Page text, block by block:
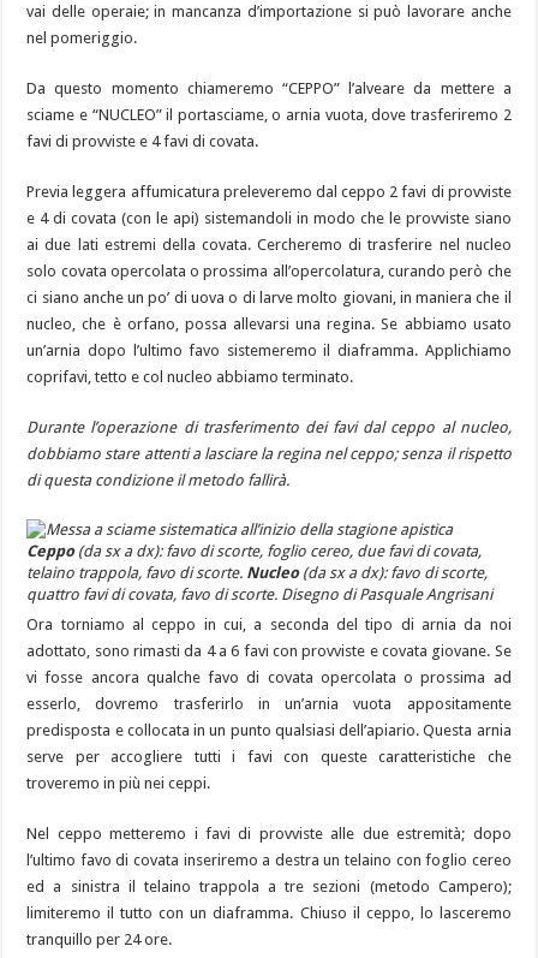
vai delle operaie; in mancanza d’importazione si può lavorare anche
nel pomeriggio.
Da questo momento chiameremo “CEPPO” l’alveare da mettere a
sciame e “NUCLEO” il portasciame, o arnia vuota, dove trasferiremo 2
favi di provviste e 4 favi di covata.
Previa leggera affumicatura preleveremo dal ceppo 2 favi di provviste
e 4 di covata (con le api) sistemandoli in modo che le provviste siano
ai due lati estremi della covata. Cercheremo di trasferire nel nucleo
solo covata opercolata o prossima all’opercolatura, curando però che
ci siano anche un po’ di uova o di larve molto giovani, in maniera che il
nucleo, che è orfano, possa allevarsi una regina. Se abbiamo usato
un’arnia dopo l’ultimo favo sistemeremo il diaframma. Applichiamo
coprifavi, tetto e col nucleo abbiamo terminato.
Durante l’operazione di trasferimento dei favi dal ceppo al nucleo,
dobbiamo stare attenti a lasciare la regina nel ceppo; senza il rispetto
di questa condizione il metodo fallirà.
Ceppo(da sx a dx): favo di scorte, foglio cereo, due favi di covata,
telaino trappola, favo di scorte. Nucleo(da sx a dx): favo di scorte,
quattro favi di covata, favo di scorte. Disegno di Pasquale Angrisani
Ora torniamo al ceppo in cui, a seconda del tipo di arnia da noi
adottato, sono rimasti da 4 a 6 favi con provviste e covata giovane. Se
vi fosse ancora qualche favo di covata opercolata o prossima ad
esserlo, dovremo trasferirlo in un’arnia vuota appositamente
predisposta e collocata in un punto qualsiasi dell’apiario. Questa arnia
serve per accogliere tutti i favi con queste caratteristiche che
troveremo in più nei ceppi.
Nel ceppo metteremo i favi di provviste alle due estremità; dopo
l’ultimo favo di covata inseriremo a destra un telaino con foglio cereo
ed a sinistra il telaino trappola a tre sezioni (metodo Campero);
limiteremo il tutto con un diaframma. Chiuso il ceppo, lo lasceremo
tranquillo per 24 ore.